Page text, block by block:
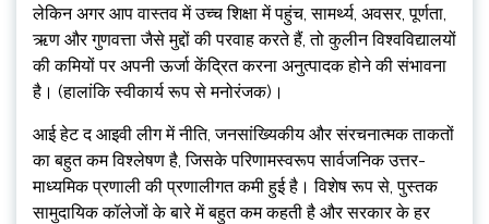
लेकिन अगर आप वास्तव में उच्च शिक्षा में पहुंच, सामर्थ्य, अवसर, पूर्णता,
ऋण और गुणवत्ता जैसे मुद्दों की परवाह करते हैं, तो कुलीन विश्वविद्यालयों
की कमियों पर अपनी ऊर्जा केंद्रित करना अनुत्पादक होने की संभावना
है। (हालांकि स्वीकार्य रूप से मनोरंजक)।
आई हेट द आइवी लीग में नीति, जनसांख्यिकीय और संरचनात्मक ताकतों
का बहुत कम विश्लेषण है, जिसके परिणामस्वरूप सार्वजनिक उत्तर-
माध्यमिक प्रणाली की प्रणालीगत कमी हुई है। विशेष रूप से, पुस्तक
सामुदायिक कॉलेजों के बारे में बहुत कम कहती है और सरकार के हर